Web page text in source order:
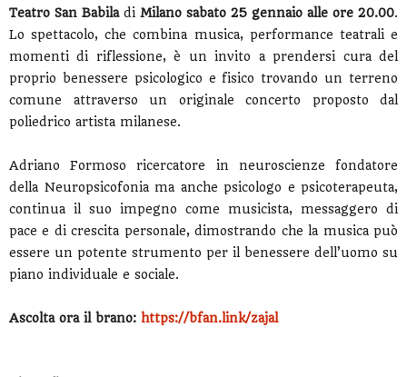
Teatro San Babiladi Milano sabato 25 gennaio alle ore 20.00.
Lo spettacolo, che combina musica, performance teatrali e
momenti di riflessione, è un invito a prendersi cura del
proprio benessere psicologico e fisico trovando un terreno
comune attraverso un originale concerto proposto dal
poliedrico artista milanese.
Adriano Formoso ricercatore in neuroscienze fondatore
della Neuropsicofonia ma anche psicologo e psicoterapeuta,
continua il suo impegno come musicista, messaggero di
pace e di crescita personale, dimostrando che la musica può
essere un potente strumento per il benessere dell’uomo su
piano individuale e sociale.
Ascolta ora il brano: https://bfan.link/zajal